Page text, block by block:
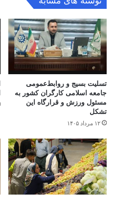
تسلیت بسیج و روابط‌عمومی
جامعه اسلامی کارگران کشور به
مسئول ورزش و قرارگاه این
تشکل
۱۲ مرداد ۱۴۰۵